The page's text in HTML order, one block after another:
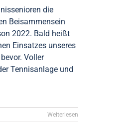
die
Beisammensein
2022. Bald heißt
Einsatzes unseres
Voller
Tennisanlage und
Weiterlesen